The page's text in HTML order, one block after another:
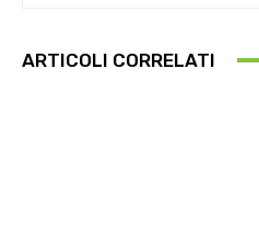
ARTICOLI CORRELATI